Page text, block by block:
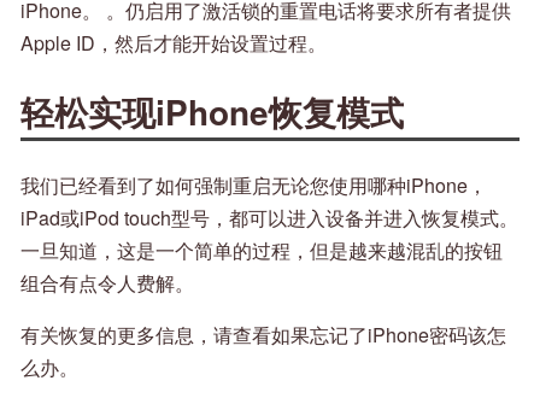
iPhone。 。仍启用了激活锁的重置电话将要求所有者提供
Apple ID，然后才能开始设置过程。
轻松实现iPhone恢复模式
我们已经看到了如何强制重启无论您使用哪种iPhone，
iPad或iPod touch型号，都可以进入设备并进入恢复模式。
一旦知道，这是一个简单的过程，但是越来越混乱的按钮
组合有点令人费解。
有关恢复的更多信息，请查看如果忘记了iPhone密码该怎
么办。